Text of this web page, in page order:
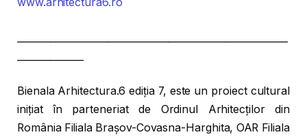
Bienala Arhitectura.6 ediția 7, este un proiect cultural
inițiat în parteneriat de Ordinul Arhitecților din
România Filiala Brașov-Covasna-Harghita, OAR Filiala